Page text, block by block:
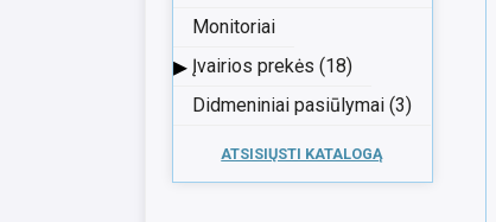
Monitoriai
▸ Įvairios prekės (18)
Didmeniniai pasiūlymai (3)
ATSISIŲSTI KATALOGĄ